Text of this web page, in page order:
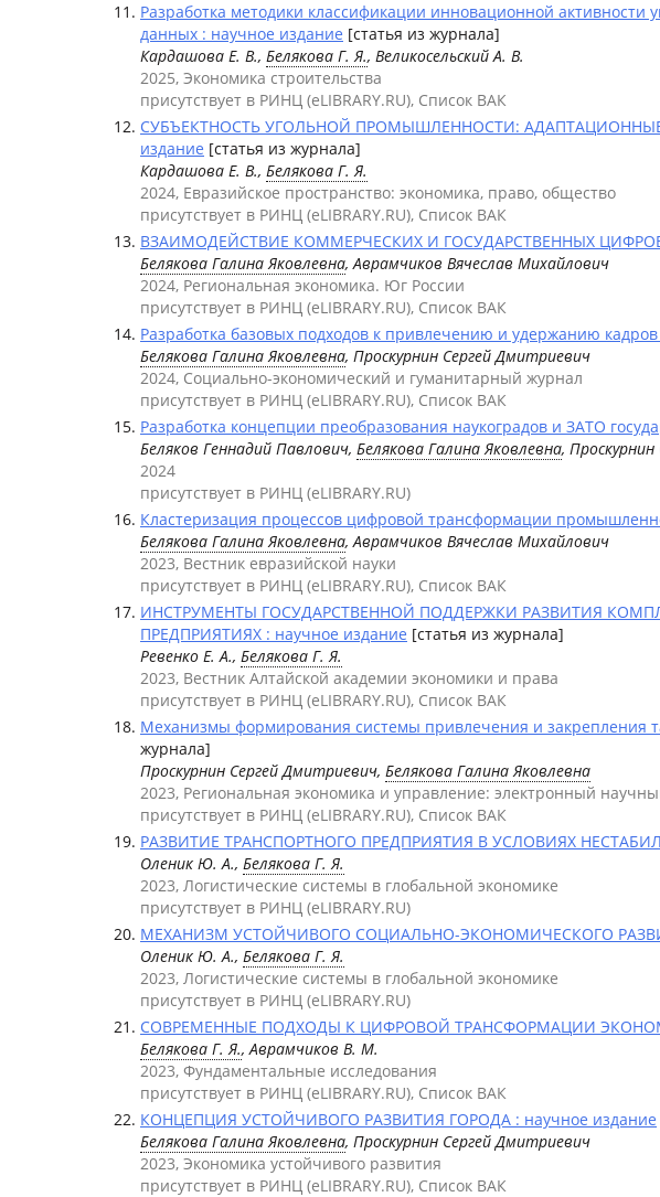
Разработка методики классификации инновационной
данных : научное издание [статья из журнала]
Кардашова Е. В., Белякова Г. Я., Великосельский А. В.
2025, Экономика строительства
присутствует в РИНЦ (eLIBRARY.RU), Список ВАК
СУБЪЕКТНОСТЬ УГОЛЬНОЙ ПРОМЫШЛЕННОСТИ:
издание [статья из журнала]
Кардашова Е. В., Белякова Г. Я.
2024, Евразийское пространство: экономика, право, общество
присутствует в РИНЦ (eLIBRARY.RU), Список ВАК
ВЗАИМОДЕЙСТВИЕ КОММЕРЧЕСКИХ И ГОСУДАРСТВЕННЫХ
Белякова Галина Яковлевна, Аврамчиков Вячеслав Михайлович
2024, Региональная экономика. Юг России
присутствует в РИНЦ (eLIBRARY.RU), Список ВАК
Разработка базовых подходов к привлечению и удержанию
Белякова Галина Яковлевна, Проскурнин Сергей Дмитриевич
2024, Социально-экономический и гуманитарный журнал
присутствует в РИНЦ (eLIBRARY.RU), Список ВАК
Разработка концепции преобразования наукоградов и ЗАТО
Беляков Геннадий Павлович, Белякова Галина Яковлевна,
2024
присутствует в РИНЦ (eLIBRARY.RU)
Кластеризация процессов цифровой трансформации
Белякова Галина Яковлевна, Аврамчиков Вячеслав Михайлович
2023, Вестник евразийской науки
присутствует в РИНЦ (eLIBRARY.RU), Список ВАК
ИНСТРУМЕНТЫ ГОСУДАРСТВЕННОЙ ПОДДЕРЖКИ РАЗВИТИЯ
ПРЕДПРИЯТИЯХ : научное издание [статья из журнала]
Ревенко Е. А., Белякова Г. Я.
2023, Вестник Алтайской академии экономики и права
присутствует в РИНЦ (eLIBRARY.RU), Список ВАК
Механизмы формирования системы привлечения и закрепления
журнала]
Проскурнин Сергей Дмитриевич, Белякова Галина Яковлевна
2023, Региональная экономика и управление: электронный
присутствует в РИНЦ (eLIBRARY.RU), Список ВАК
РАЗВИТИЕ ТРАНСПОРТНОГО ПРЕДПРИЯТИЯ В УСЛОВИЯХ
Оленик Ю. А., Белякова Г. Я.
2023, Логистические системы в глобальной экономике
присутствует в РИНЦ (eLIBRARY.RU)
МЕХАНИЗМ УСТОЙЧИВОГО СОЦИАЛЬНО-ЭКОНОМИЧЕСКОГО
Оленик Ю. А., Белякова Г. Я.
2023, Логистические системы в глобальной экономике
присутствует в РИНЦ (eLIBRARY.RU)
СОВРЕМЕННЫЕ ПОДХОДЫ К ЦИФРОВОЙ ТРАНСФОРМАЦИИ
Белякова Г. Я., Аврамчиков В. М.
2023, Фундаментальные исследования
присутствует в РИНЦ (eLIBRARY.RU), Список ВАК
КОНЦЕПЦИЯ УСТОЙЧИВОГО РАЗВИТИЯ ГОРОДА : научное издание
Белякова Галина Яковлевна, Проскурнин Сергей Дмитриевич
2023, Экономика устойчивого развития
присутствует в РИНЦ (eLIBRARY.RU), Список ВАК